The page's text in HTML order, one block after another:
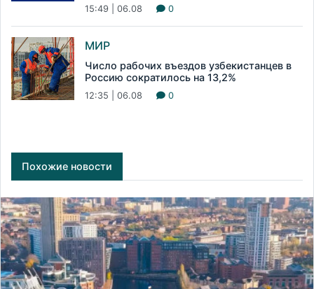
15:49 | 06.08 0
МИР
Число рабочих въездов узбекистанцев в
Россию сократилось на 13,2%
12:35 | 06.08 0
Похожие новости